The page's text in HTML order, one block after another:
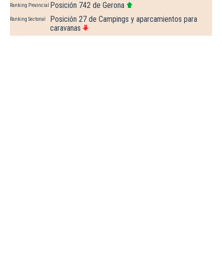
Ranking Provincial Posición 742 de Gerona
Ranking Sectorial
Posición 27 de Campings y aparcamientos para
caravanas